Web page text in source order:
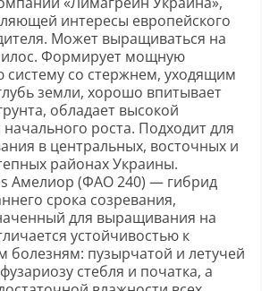
интересы европейского
Может выращиваться на
Формирует мощную
систему со стержнем, уходящим
земли, хорошо впитывает
обладает высокой
начального роста. Подходит для
в центральных, восточных и
районах Украины.
Амелиор (ФАО 240) — гибрид
срока созревания,
для выращивания на
устойчивостью к
болезням: пузырчатой и летучей
стебля и початка, а